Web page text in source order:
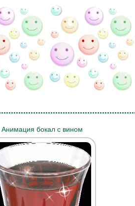
Анимация бокал с вином